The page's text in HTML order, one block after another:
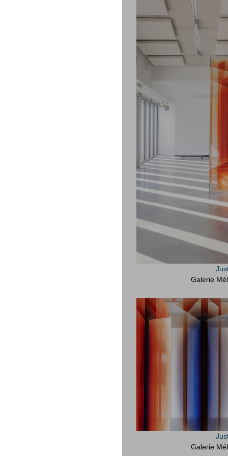
Galerie
Galerie